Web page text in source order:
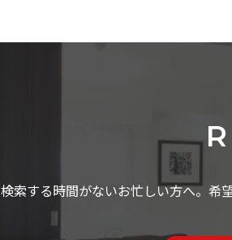
検索する時間がないお忙しい方へ。希